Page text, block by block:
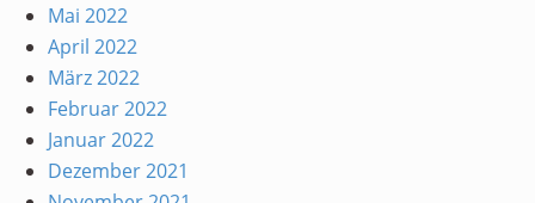
Mai 2022
April 2022
März 2022
Februar 2022
Januar 2022
Dezember 2021